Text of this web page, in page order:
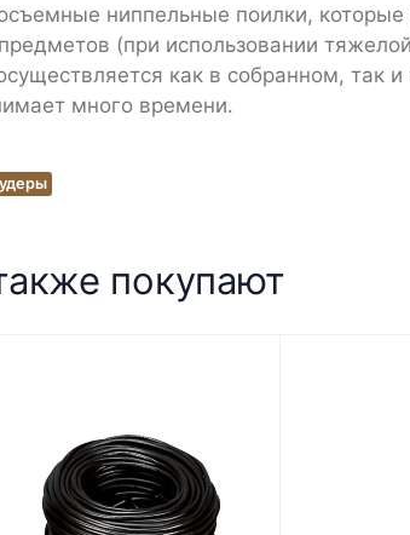
ниппельные поилки,
(при использовании
как в собранном, так
много времени.
покупают